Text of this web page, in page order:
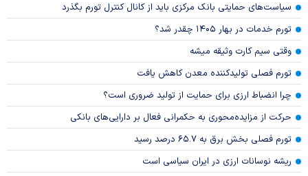
سیاست‌های حمایتی بانک مرکزی باید از کانال کنترل تورم بگذرد
تورم خدمات در بهار ۱۴۰۵ چقدر شد؟
وقتی سیم کارت وثیقه میشه
تورم فصلی تولیدکننده معدن کاهش یافت
چرا انضباط ارزی برای حمایت از تولید ضروری است؟
حرکت از مزایده‌محوری به حکمرانی فعال بر دارایی‌های بانکی
تورم فصلی بخش برق به ۶۵.۷ درصد رسید
ریشه نوسانات ارزی در ایران سیاسی است